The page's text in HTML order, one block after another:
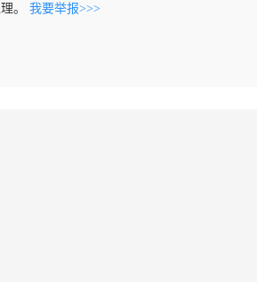
。 我要举报>>>